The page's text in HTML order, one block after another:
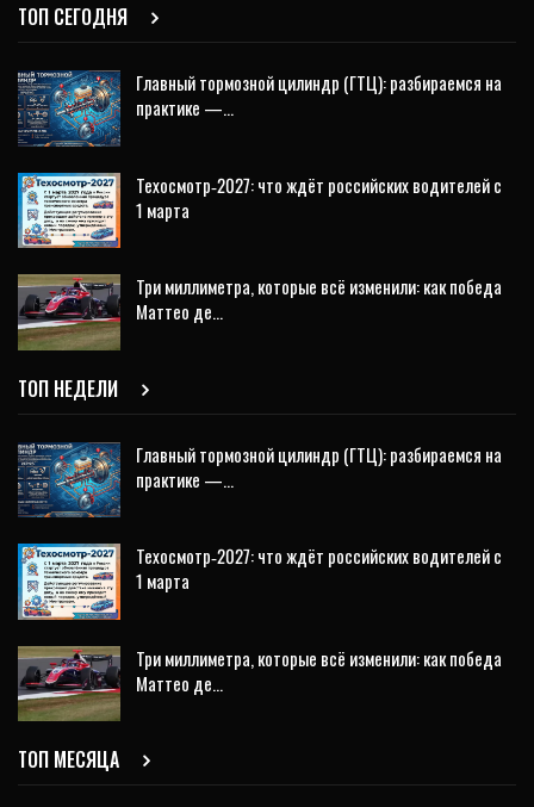
ТОП СЕГОДНЯ
Главный тормозной цилиндр (ГТЦ): разбираемся на
практике —…
Техосмотр‑2027: что ждёт российских водителей с
1 марта
Три миллиметра, которые всё изменили: как победа
Маттео де…
ТОП НЕДЕЛИ
Главный тормозной цилиндр (ГТЦ): разбираемся на
практике —…
Техосмотр‑2027: что ждёт российских водителей с
1 марта
Три миллиметра, которые всё изменили: как победа
Маттео де…
ТОП МЕСЯЦА